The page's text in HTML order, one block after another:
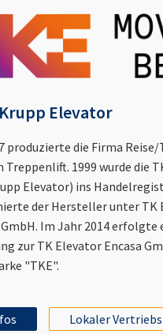
Elevator
produzierte die Firma Reise/
Treppenlift. 1999 wurde die
Elevator) ins
der Hersteller unter TK
Im Jahr 2014 erfolgte
zur TK Elevator Encasa
"TKE".
Lokaler